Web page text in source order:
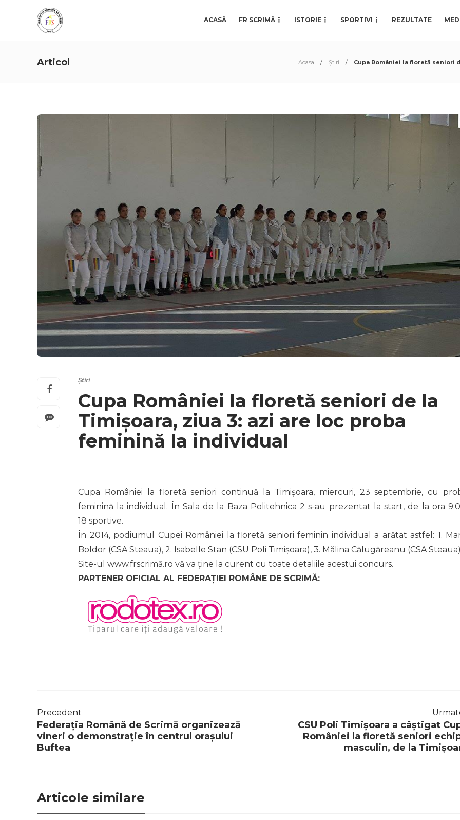
ACASĂ FR SCRIMĂ ISTORIE SPORTIVI REZULTATE
Articol Acasa Știri Cupa României la floretă seniori
Știri
Cupa României la floretă seniori de la
Timișoara, ziua 3: azi are loc proba
feminină la individual
Cupa României la floretă seniori continuă la Timișoara, miercuri, 23 septembrie, cu
feminină la individual. În Sala de la Baza Politehnica 2 s-au prezentat la start, de la ora
18 sportive.
În 2014, podiumul Cupei României la floretă seniori feminin individual a arătat astfel: 1.
Boldor (CSA Steaua), 2. Isabelle Stan (CSU Poli Timișoara), 3. Mălina Călugăreanu (CSA
Site-ul www.frscrimă.ro vă va ține la curent cu toate detaliile acestui concurs.
PARTENER OFICIAL AL FEDERAȚIEI ROMÂNE DE SCRIMĂ:
Precedent
Federația Română de Scrimă organizează
vineri o demonstrație în centrul orașului
Buftea
CSU Poli Timișoara a câștigat
României la floretă seniori
masculin, de la
Articole similare